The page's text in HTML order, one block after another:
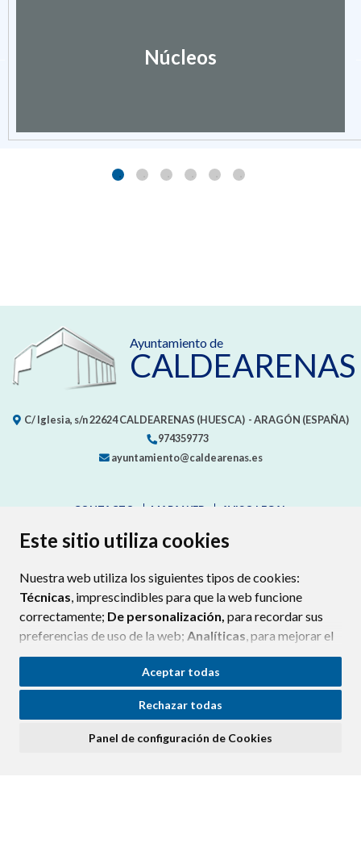
Este sitio utiliza cookies
Nuestra web utiliza los siguientes tipos de cookies:
Técnicas, imprescindibles para que la web funcione
correctamente; De personalización, para recordar sus
preferencias de uso de la web; Analíticas, para mejorar el
funcionamiento de la web y sus servicios.
Si acepta pulsando el botón“Aceptar todas”
consideramos que acepta su uso. Si pulsa el botón
ninguna acción, se guardarán las cookies técnicas
Aceptar todas
Rechazar todas
Panel de configuración de Cookies
Núcleos
Ayuntamiento de
CALDEARENAS
C/ Iglesia, s/n22624 CALDEARENAS (HUESCA) - ARAGÓN (ESPAÑA)
974359773
ayuntamiento@caldearenas.es
CONTACTO MAPA WEB
AVISO LEGAL
PROTECCIÓN DE DATOS
POLÍTICA DE COOKIES